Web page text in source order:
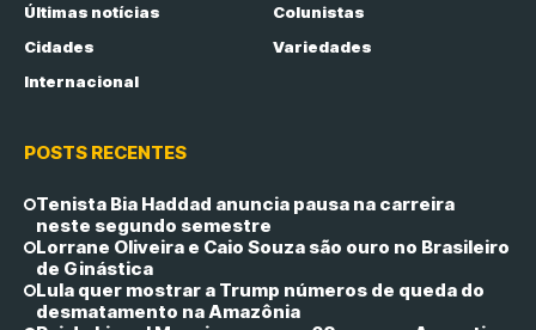
Últimas notícias
Colunistas
Cidades
Variedades
Internacional
POSTS RECENTES
Tenista Bia Haddad anuncia pausa na carreira
neste segundo semestre
Lorrane Oliveira e Caio Souza são ouro no Brasileiro
de Ginástica
Lula quer mostrar a Trump números de queda do
desmatamento na Amazônia